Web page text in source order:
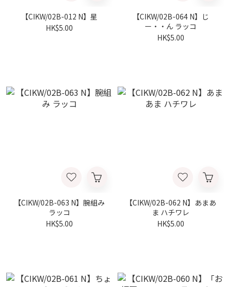
【CIKW/02B-012 N】星
HK$5.00
【CIKW/02B-064 N】じ
ー・・ん ラッコ
HK$5.00
【CIKW/02B-063 N】腕組み
ラッコ
HK$5.00
【CIKW/02B-062 N】あまあ
ま ハチワレ
HK$5.00